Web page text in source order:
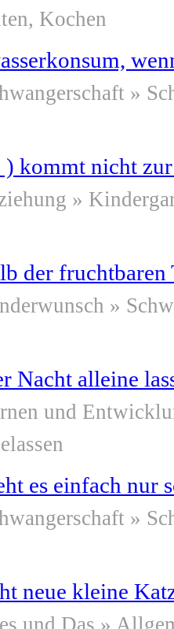
Kochen
»
kommt nicht
»
der fruchtbaren
»
Nacht alleine
und
es einfach nur
»
neue kleine